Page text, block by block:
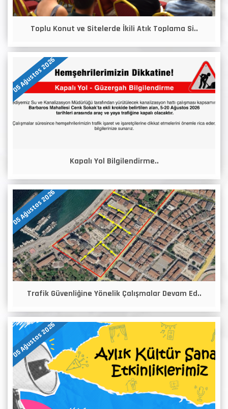
Toplu Konut ve Sitelerde İkili Atık Toplama Si..
05 Ağustos 2026
Kapalı Yol Bilgilendirme..
05 Ağustos 2026
Trafik Güvenliğine Yönelik Çalışmalar Devam Ed..
05 Ağustos 2026